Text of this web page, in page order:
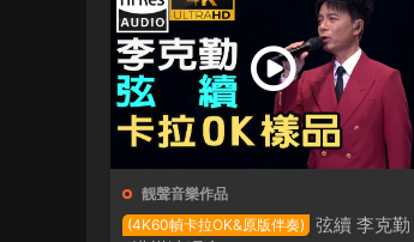
靓聲音樂作品
(4K60幀卡拉OK&原版伴奏)
弦續 李克勤